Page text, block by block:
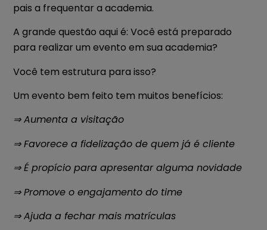
pais a frequentar a academia.
A grande questão aqui é: Você está preparado
para realizar um evento em sua academia?
Você tem estrutura para isso?
Um evento bem feito tem muitos benefícios:
⇒ Aumenta a visitação
⇒ Favorece a fidelização de quem já é cliente
⇒ É propício para apresentar alguma novidade
⇒ Promove o engajamento do time
⇒ Ajuda a fechar mais matrículas